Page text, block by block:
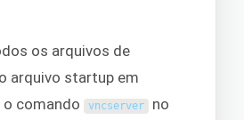
os arquivos de
arquivo startup em
o comando vncserver no